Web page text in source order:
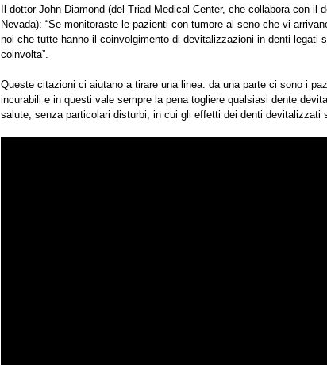
Il dottor John Diamond (del Triad Medical Center, che collabora con il
Nevada): “Se monitoraste le pazienti con tumore al seno che vi
noi che tutte hanno il coinvolgimento di devitalizzazioni in denti legati
coinvolta”.
Queste citazioni ci aiutano a tirare una linea: da una parte ci sono i
incurabili e in questi vale sempre la pena togliere qualsiasi dente
salute, senza particolari disturbi, in cui gli effetti dei denti devitalizzati